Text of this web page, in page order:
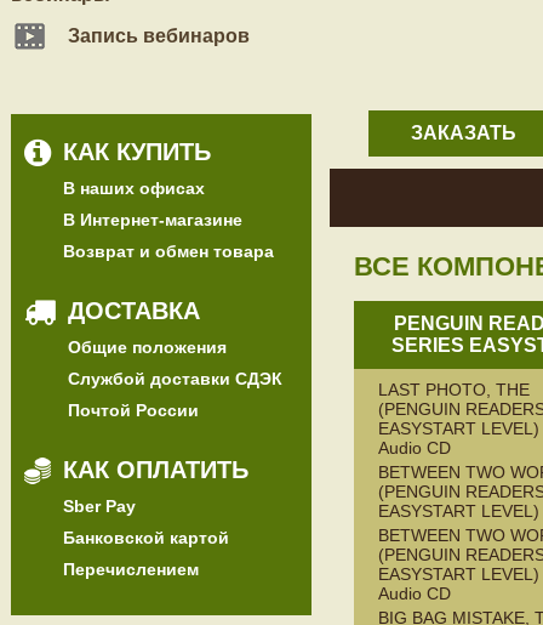
Запись вебинаров
КАК КУПИТЬ
В наших офисах
В Интернет-магазине
Возврат и обмен товара
ДОСТАВКА
Общие положения
Службой доставки СДЭК
Почтой России
КАК ОПЛАТИТЬ
Sber Pay
Банковской картой
Перечислением
ЗАКАЗАТЬ
ВСЕ
PENGUIN
SERIES
LAST PHOTO, THE
(PENGUIN
EASYSTART
Audio CD
BETWEEN TWO
(PENGUIN
EASYSTART
BETWEEN TWO
(PENGUIN
EASYSTART
Audio CD
BIG BAG MISTAKE,